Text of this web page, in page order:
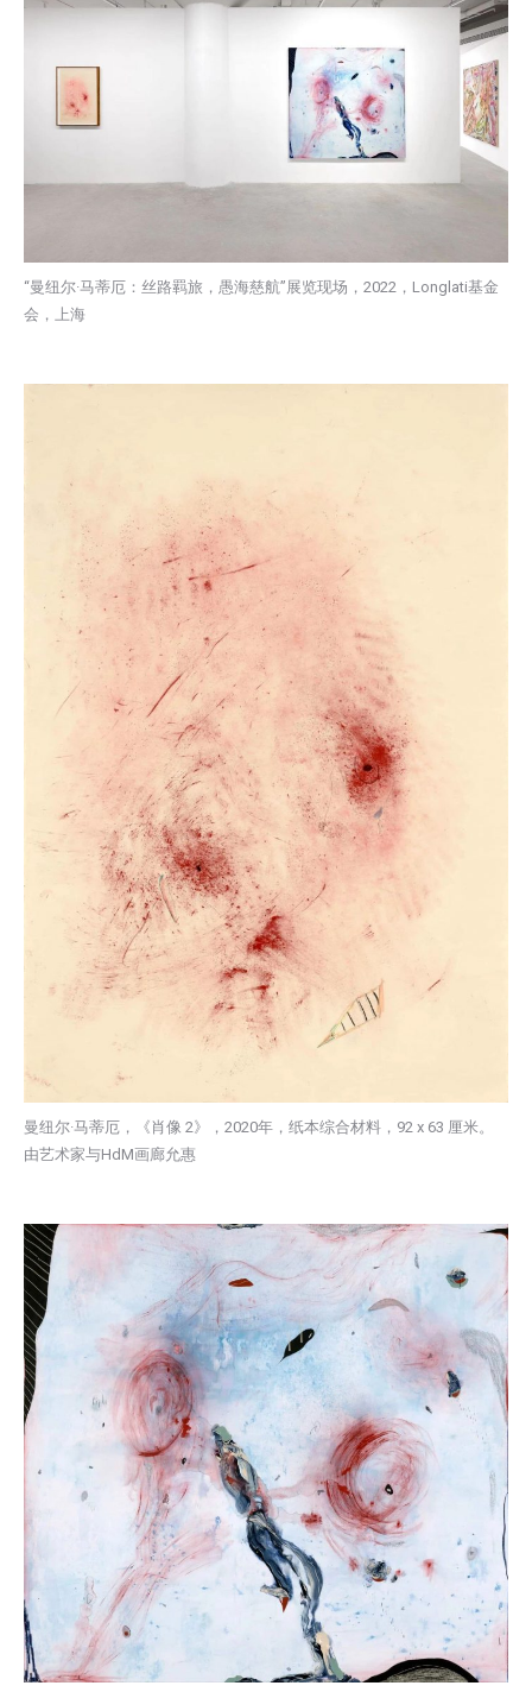
“曼纽尔·马蒂厄：丝路羁旅，愚海慈航”展览现场，2022，Longlati基金
会，上海
曼纽尔·马蒂厄，《肖像 2》，2020年，纸本综合材料，92 x 63 厘米。
由艺术家与HdM画廊允惠